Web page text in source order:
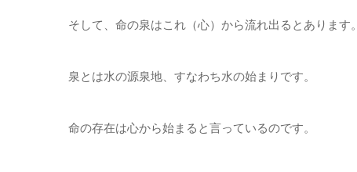
そして、命の泉はこれ（心）から流れ出るとあります。
泉とは水の源泉地、すなわち水の始まりです。
命の存在は心から始まると言っているのです。